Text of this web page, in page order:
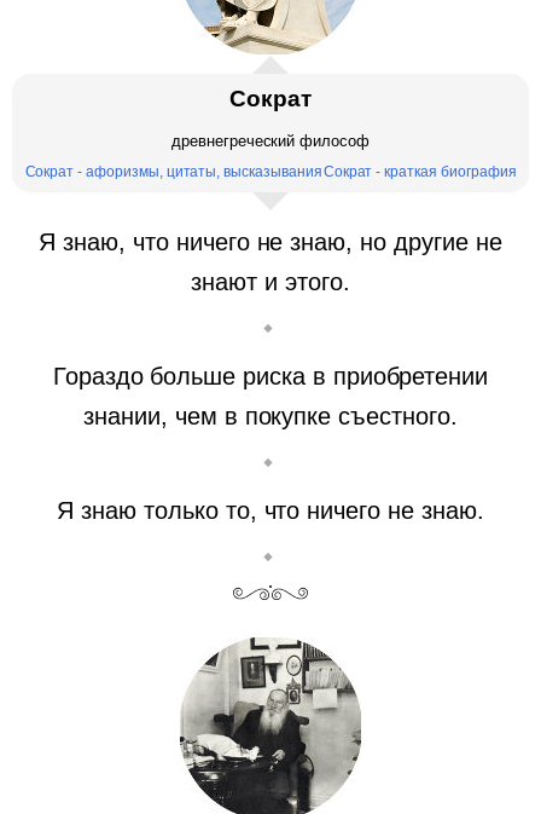
Сократ
древнегреческий философ
Сократ - афоризмы, цитаты, высказыванияСократ - краткая биография
Я знаю, что ничего не знаю, но другие не
знают и этого.
Гораздо больше риска в приобретении
знании, чем в покупке съестного.
Я знаю только то, что ничего не знаю.